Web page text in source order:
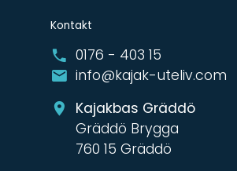
Kontakt
0176 - 403 15
info@kajak-uteliv.com
Kajakbas Gräddö
Gräddö Brygga
760 15 Gräddö